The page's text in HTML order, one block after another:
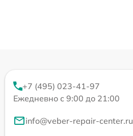
+7 (495) 023-41-97
Ежедневно с 9:00 до 21:00
info@veber-repair-center.ru